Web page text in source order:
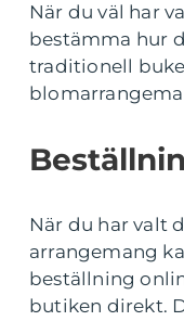
När du väl har
bestämma hur
traditionell
När du har valt
arrangemang
beställning
butiken direkt.